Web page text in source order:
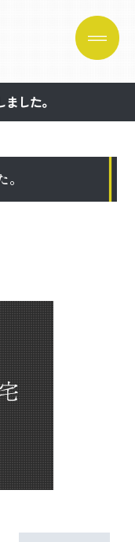
した。